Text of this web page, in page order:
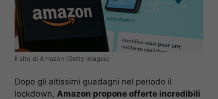
Il sito di Amazon (Getty Images)
Dopo gli altissimi guadagni nel periodo il
lockdown, Amazon propone offerte incredibili